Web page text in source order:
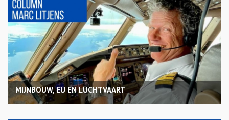
MIJNBOUW, EU EN LUCHTVAART